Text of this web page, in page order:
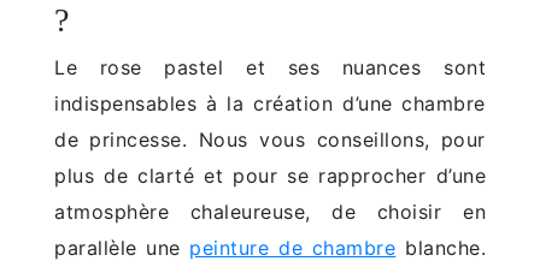
?
Le rose pastel et ses nuances sont
indispensables à la création d’une chambre
de princesse. Nous vous conseillons, pour
plus de clarté et pour se rapprocher d’une
atmosphère chaleureuse, de choisir en
parallèle une peinture de chambre blanche.